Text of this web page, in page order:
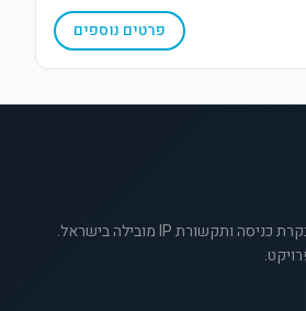
פרטים נוספים
יבואנית ציוד אינטרקום, בקרת כניסה ותקשורת IP מובילה בישראל.